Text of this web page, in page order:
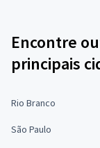
Encontre
principais
Rio Branco
São Paulo